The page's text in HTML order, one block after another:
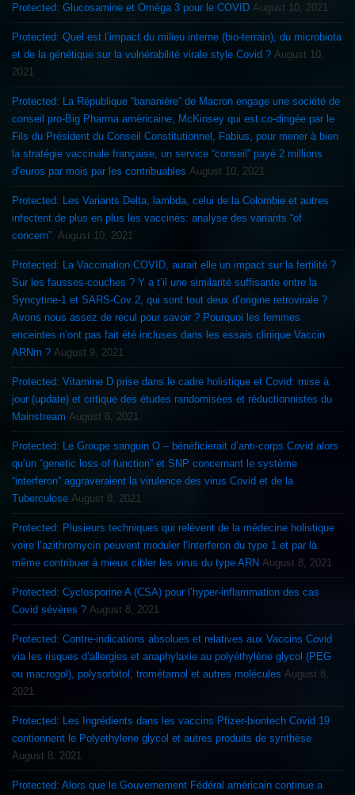
Protected: Glucosamine et Oméga 3 pour le COVID August 10, 2021
Protected: Quel est l’impact du milieu interne (bio-terrain), du microbiota
et de la génétique sur la vulnérabilité virale style Covid ? August 10,
2021
Protected: La République “bananière” de Macron engage une société de
conseil pro-Big Pharma américaine, McKinsey qui est co-dirigée par le
Fils du Président du Conseil Constitutionnel, Fabius, pour mener à bien
la stratégie vaccinale française, un service “conseil” payé 2 millions
d’euros par mois par les contribuables August 10, 2021
Protected: Les Variants Delta, lambda, celui de la Colombie et autres
infectent de plus en plus les vaccinés: analyse des variants “of
concern”. August 10, 2021
Protected: La Vaccination COVID, aurait elle un impact sur la fertilité ?
Sur les fausses-couches ? Y a t’il une similarité suffisante entre la
Syncytine-1 et SARS-Cov 2, qui sont tout deux d’origine retrovirale ?
Avons nous assez de recul pour savoir ? Pourquoi les femmes
enceintes n’ont pas fait été incluses dans les essais clinique Vaccin
ARNm ? August 9, 2021
Protected: Vitamine D prise dans le cadre holistique et Covid: mise à
jour (update) et critique des études randomisées et réductionnistes du
Mainstream August 8, 2021
Protected: Le Groupe sanguin O – bénéficierait d’anti-corps Covid alors
qu’un “genetic loss of function” et SNP concernant le système
“interferon” aggraveraient la virulence des virus Covid et de la
Tuberculose August 8, 2021
Protected: Plusieurs techniques qui relèvent de la médecine holistique
voire l’azithromycin peuvent moduler l’interferon du type 1 et par là
même contribuer à mieux cibler les virus du type ARN August 8, 2021
Protected: Cyclosporine A (CSA) pour l’hyper-inflammation des cas
Covid sévères ? August 8, 2021
Protected: Contre-indications absolues et relatives aux Vaccins Covid
via les risques d’allergies et anaphylaxie au polyéthylène glycol (PEG
ou macrogol), polysorbitol, trométamol et autres molécules August 8,
2021
Protected: Les Ingrédients dans les vaccins Pfizer-biontech Covid 19
contiennent le Polyethylene glycol et autres produits de synthèse
August 8, 2021
Protected: Alors que le Gouvernement Fédéral américain continue a